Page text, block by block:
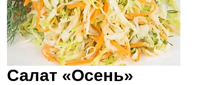
Салат «Осень»